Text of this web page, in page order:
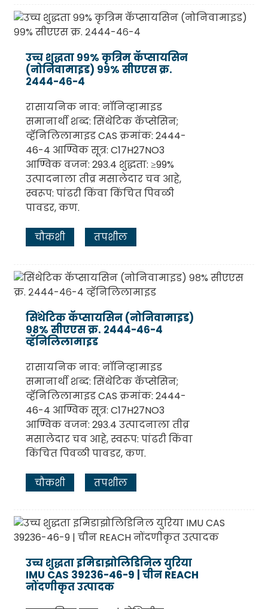
उच्च शुद्धता ९९% कृत्रिम कॅप्सायसिन
(नोनिवामाइड) ९९% सीएएस क्र.
२४४४-४६-४
रासायनिक नाव: नॉनिव्हामाइड
समानार्थी शब्द: सिंथेटिक कॅप्सेसिन;
व्हॅनिलिलामाइड CAS क्रमांक: 2444-
46-4 आण्विक सूत्र: C17H27NO3
आण्विक वजन: 293.4 शुद्धता: ≥99%
उत्पादनाला तीव्र मसालेदार चव आहे,
स्वरूप: पांढरी किंवा किंचित पिवळी
पावडर, कण.
चौकशी तपशील
सिंथेटिक कॅप्सायसिन (नोनिवामाइड)
९८% सीएएस क्र. २४४४-४६-४
व्हॅनिलिलामाइड
रासायनिक नाव: नॉनिव्हामाइड
समानार्थी शब्द: सिंथेटिक कॅप्सेसिन;
व्हॅनिलिलामाइड CAS क्रमांक: 2444-
46-4 आण्विक सूत्र: C17H27NO3
आण्विक वजन: 293.4 उत्पादनाला तीव्र
मसालेदार चव आहे, स्वरूप: पांढरी किंवा
किंचित पिवळी पावडर, कण.
चौकशी तपशील
उच्च शुद्धता इमिडाझोलिडिनिल युरिया
IMU CAS 39236-46-9 | चीन REACH
नोंदणीकृत उत्पादक